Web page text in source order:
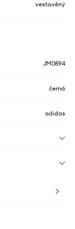
vestavěný
JM0894
černá
adidas